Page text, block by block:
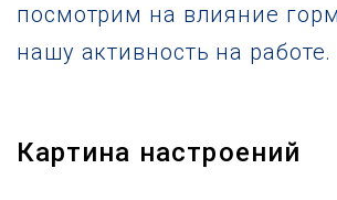
посмотрим на влияние
нашу активность на работе.
Картина настроений